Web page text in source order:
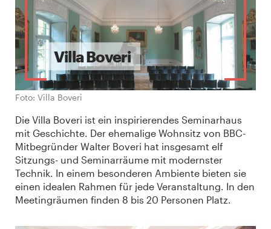
Villa Boveri
Foto: Villa Boveri
Die Villa Boveri ist ein inspirierendes Seminarhaus
mit Geschichte. Der ehemalige Wohnsitz von BBC-
Mitbegründer Walter Boveri hat insgesamt elf
Sitzungs- und Seminarräume mit modernster
Technik. In einem besonderen Ambiente bieten sie
einen idealen Rahmen für jede Veranstaltung. In den
Meetingräumen finden 8 bis 20 Personen Platz.